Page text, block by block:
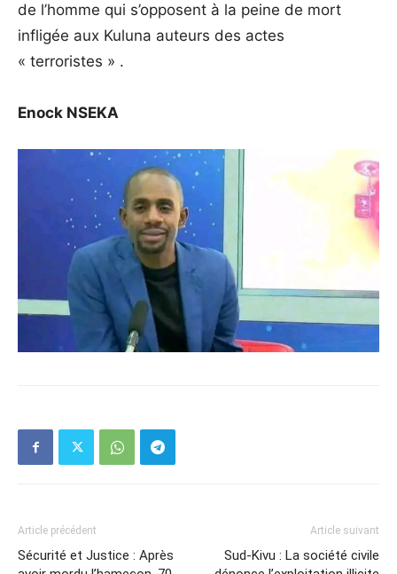
de l’homme qui s’opposent à la peine de mort
infligée aux Kuluna auteurs des actes
« terroristes » .
Enock NSEKA
Article précédent
Sécurité et Justice : Après
Article suivant
Sud-Kivu : La société civile